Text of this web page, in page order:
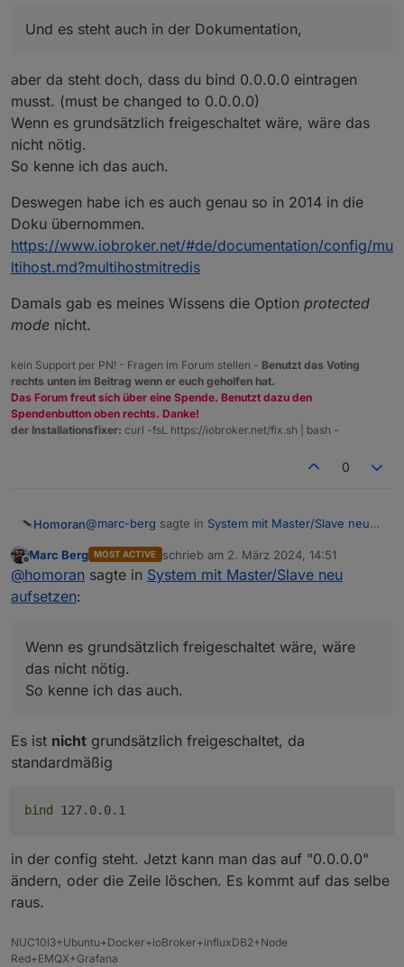
Dokumentation, wobei es in der Multihost Doku
vielleicht nachgezogen werden sollte.
https://www.iobroker.net/#en/documentation/confi
g/redis.md
Und es steht auch in der Dokumentation,
aber da steht doch, dass du bind 0.0.0.0 eintragen
musst. (must be changed to 0.0.0.0)
Wenn es grundsätzlich freigeschaltet wäre, wäre das
nicht nötig.
So kenne ich das auch.
Deswegen habe ich es auch genau so in 2014 in die
Doku übernommen.
https://www.iobroker.net/#de/documentation/config/mu
ltihost.md?multihostmitredis
Damals gab es meines Wissens die Option protected
mode nicht.
kein Support per PN! - Fragen im Forum stellen - Benutzt das Voting
rechts unten im Beitrag wenn er euch geholfen hat.
Das Forum freut sich über eine Spende. Benutzt dazu den
Spendenbutton oben rechts. Danke!
der Installationsfixer: curl -fsL https://iobroker.net/fix.sh | bash -
0
Homoran@marc-berg sagte in System mit Master/Slave neu
Und es steht auch in der Dokumentation,
Wenn es grundsätzlich freigeschaltet wäre, wäre das
nicht nötig.
So kenne ich das auch.
Deswegen habe ich es auch genau so in 2014 in die
Doku übernommen.
https://www.iobroker.net/#de/documentation/config/
Damals gab es meines Wissens die Option
Offline
Marc Berg MOST ACTIVE schrieb am 2. März 2024, 14:51
zuletzt editiert von
@homoran sagte in System mit Master/Slave neu
aufsetzen:
Wenn es grundsätzlich freigeschaltet wäre, wäre
das nicht nötig.
So kenne ich das auch.
Es ist nicht grundsätzlich freigeschaltet, da
standardmäßig
bind 127.0.0.1
in der config steht. Jetzt kann man das auf "0.0.0.0"
ändern, oder die Zeile löschen. Es kommt auf das selbe
raus.
NUC10I3+Ubuntu+Docker+ioBroker+influxDB2+Node
Red+EMQX+Grafana